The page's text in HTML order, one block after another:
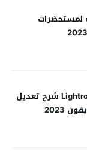
لمستحضرات
تحميل تطبيق Lightroom شرح تعديل
2023